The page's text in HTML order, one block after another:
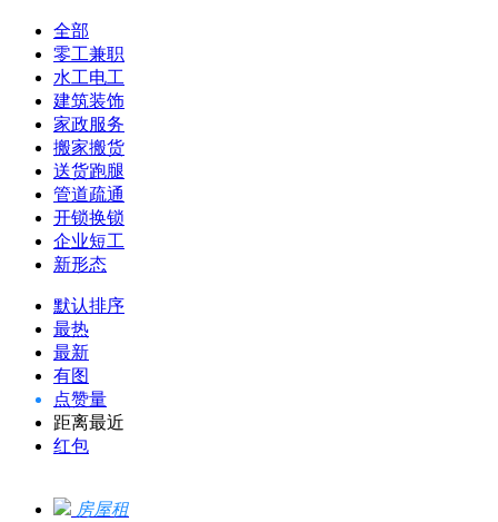
全部
零工兼职
水工电工
建筑装饰
家政服务
搬家搬货
送货跑腿
管道疏通
开锁换锁
企业短工
新形态
默认排序
最热
最新
有图
点赞量
距离最近
红包
房屋租